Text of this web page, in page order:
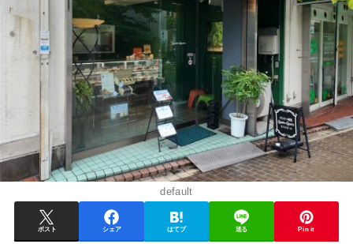
default
ポスト シェア はてブ 送る Pin it